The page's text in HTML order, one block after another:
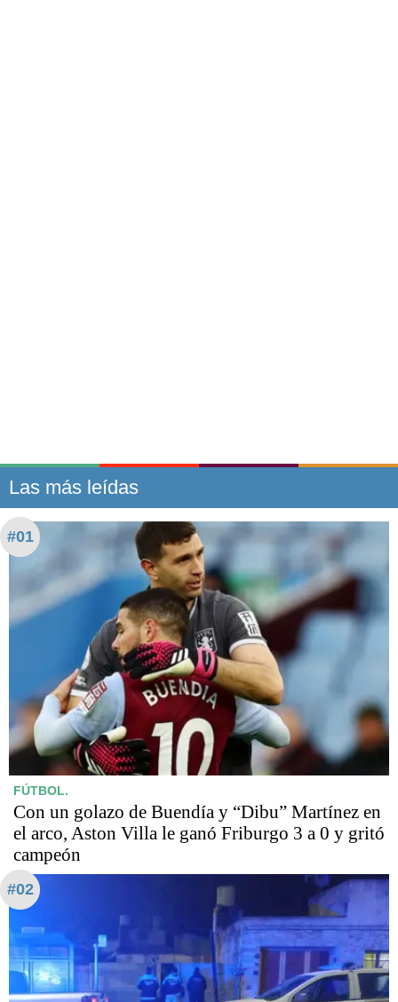
Las más leídas
#01
FÚTBOL.
Con un golazo de Buendía y “Dibu” Martínez en
el arco, Aston Villa le ganó Friburgo 3 a 0 y gritó
campeón
#02